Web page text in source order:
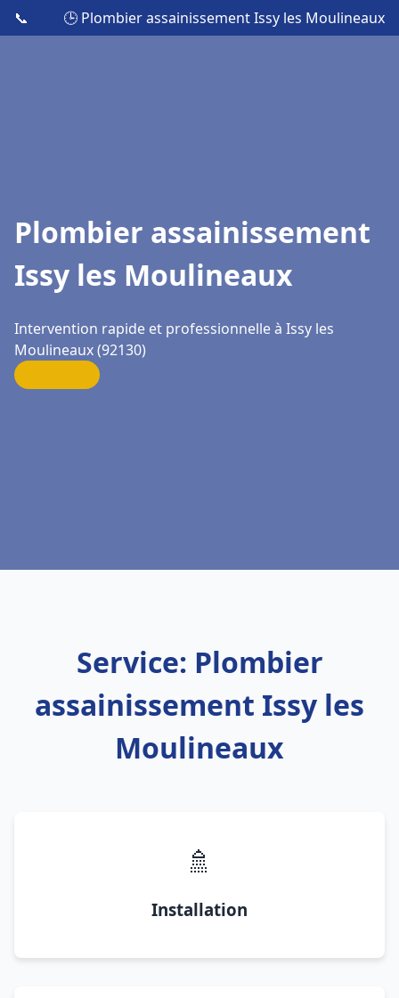
📞 🕒 Plombier assainissement Issy les Moulineaux
Plombier assainissement
Issy les Moulineaux
Intervention rapide et professionnelle à Issy les
Moulineaux (92130)
Service: Plombier
assainissement Issy les
Moulineaux
🚿
Installation